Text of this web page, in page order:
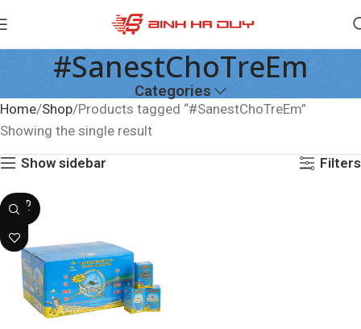
#SanestChoTreEm
Categories
Home Shop Products tagged “#SanestChoTreEm”
Showing the single result
Show sidebar
Filters
SOLD
OUT